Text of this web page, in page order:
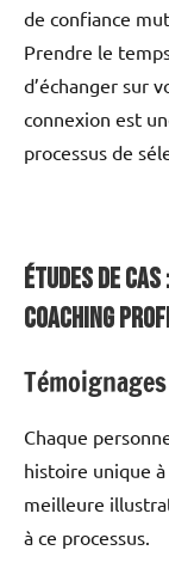
de confiance
Prendre le
d’échanger sur
connexion est
processus de
Études de
Coaching
Chaque
histoire unique
meilleure
à ce processus.